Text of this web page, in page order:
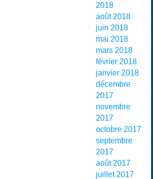
2018
août 2018
juin 2018
mai 2018
mars 2018
février 2018
janvier 2018
décembre
2017
novembre
2017
octobre 2017
septembre
2017
août 2017
juillet 2017